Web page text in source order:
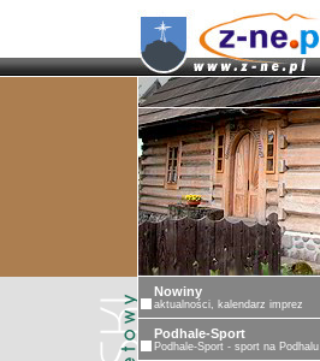
Nowiny
aktualności, kalendarz imprez
Podhale-Sport
Podhale-Sport - sport na Podhalu